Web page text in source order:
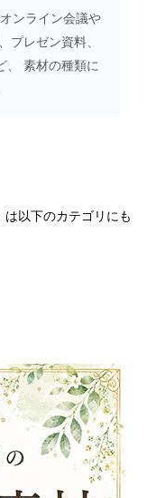
ンライン会議や
プレゼン資料、
、 素材の種類に
以下のカテゴリにも